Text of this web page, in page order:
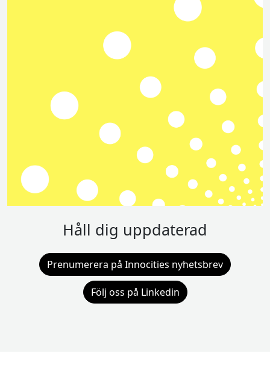
Håll dig uppdaterad
Prenumerera på Innocities nyhetsbrev
Följ oss på Linkedin